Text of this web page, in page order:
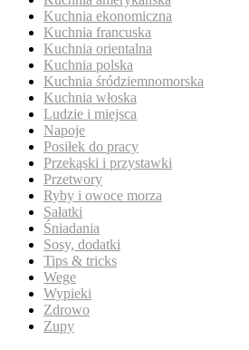
Kuchnia ekonomiczna
Kuchnia francuska
Kuchnia orientalna
Kuchnia polska
Kuchnia śródziemnomorska
Kuchnia włoska
Ludzie i miejsca
Napoje
Posiłek do pracy
Przekąski i przystawki
Przetwory
Ryby i owoce morza
Sałatki
Śniadania
Sosy, dodatki
Tips & tricks
Wege
Wypieki
Zdrowo
Zupy